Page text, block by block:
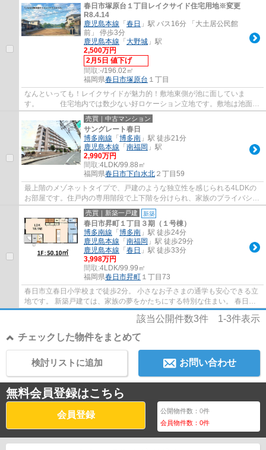
春日市塚原台１丁目レイクサイド住宅用地※変更
R8.4.14
鹿児島本線 「 春日 」駅 バス16分 「大土居公民館
前」 停歩3分
鹿児島本線 「 大野城 」駅
2,500万円
2月5日 値下げ
間取:-/196.02㎡
福岡県春日市塚原台 １丁目
なんといっても！レイクサイドが魅力的！敷地東側が池に面していま
す。 住宅地内では数少ない好ロケーション立地です。敷地は池面よ
り約2.5m高い位置にあり、池を見下ろす開放的...
売買｜中古マンション
サングレート春日
博多南線 「 博多南 」駅 徒歩21分
鹿児島本線 「 南福岡 」駅
2,990万円
間取:4LDK/99.88㎡
福岡県春日市下白水北 ２丁目59
最上階のメゾネットタイプで、戸建のような独立性を感じられる4LDKの
お部屋です。住戸内の専用階段で上下階を分けられ、家族のプライバシー
も確保できます。ゆったりとしたお庭空間は...
売買｜新築一戸建 新築
春日市昇町１丁目３期（１号棟）
博多南線 「 博多南 」駅 徒歩24分
鹿児島本線 「 南福岡 」駅 徒歩29分
鹿児島本線 「 春日 」駅 徒歩33分
3,998万円
間取:4LDK/99.99㎡
福岡県春日市昇町 １丁目73
春日市立春日小学校まで徒歩2分。 小さなお子さまの通学も安心できる立
地です。 新築戸建ては、家族の夢をかたちにする特別な住まい。 春日市
での住まい探しを、当社スタッフが丁寧に...
該当公開件数3件 1-3件表示
チェックした物件をまとめて
お問い合わせ
検討リストに追加
無料会員登録はこちら
会員登録 公開物件数：0件
会員物件数：0件